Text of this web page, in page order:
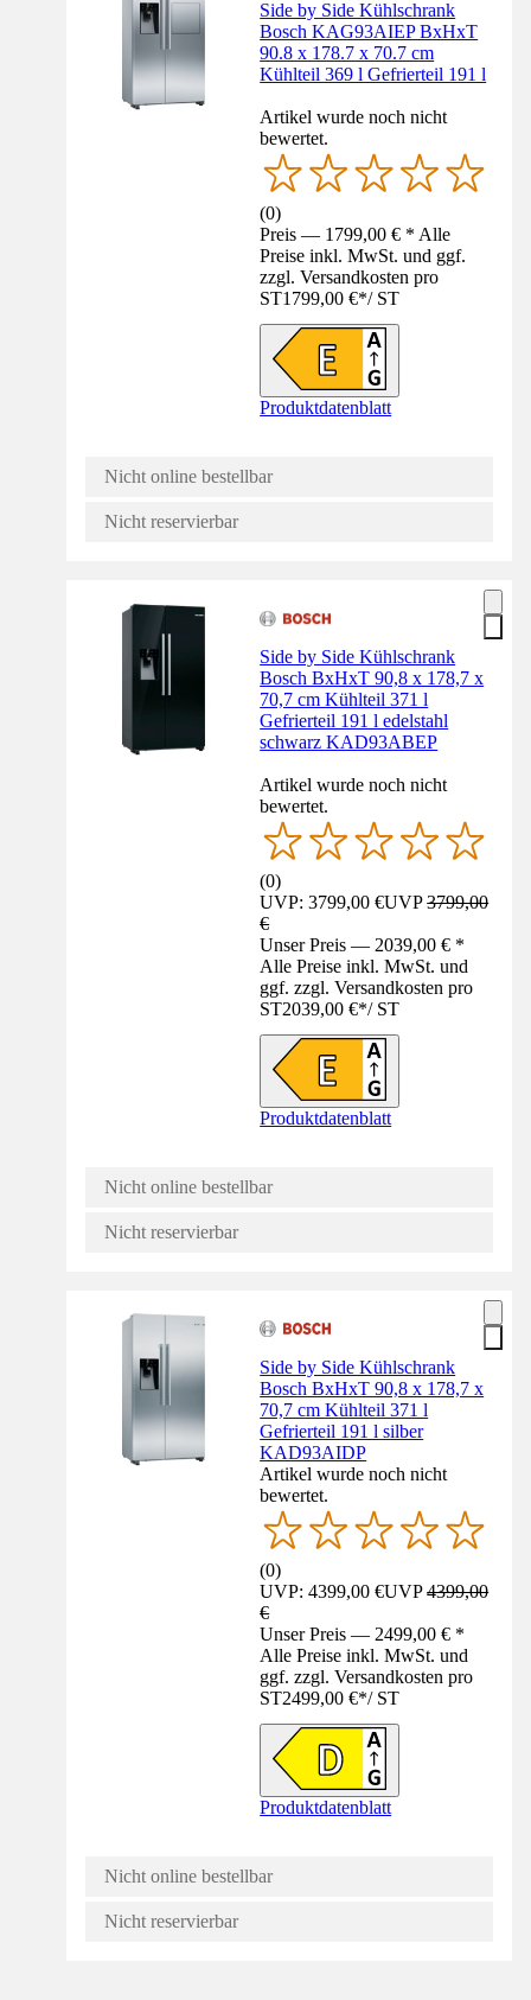
Side by Side Kühlschrank
Bosch KAG93AIEP BxHxT
90.8 x 178.7 x 70.7 cm
Kühlteil 369 l Gefrierteil 191 l
Artikel wurde noch nicht
bewertet.
(0)
Preis — 1799,00 € * Alle
Preise inkl. MwSt. und ggf.
zzgl. Versandkosten pro
ST1799,00 €*/ ST
Produktdatenblatt
Nicht online bestellbar
Nicht reservierbar
Side by Side Kühlschrank
Bosch BxHxT 90,8 x 178,7 x
70,7 cm Kühlteil 371 l
Gefrierteil 191 l edelstahl
schwarz KAD93ABEP
Artikel wurde noch nicht
bewertet.
(0)
UVP: 3799,00 €UVP3799,00
€
Unser Preis — 2039,00 € *
Alle Preise inkl. MwSt. und
ggf. zzgl. Versandkosten pro
ST2039,00 €*/ ST
Produktdatenblatt
Nicht online bestellbar
Nicht reservierbar
Side by Side Kühlschrank
Bosch BxHxT 90,8 x 178,7 x
70,7 cm Kühlteil 371 l
Gefrierteil 191 l silber
KAD93AIDP
Artikel wurde noch nicht
bewertet.
(0)
UVP: 4399,00 €UVP4399,00
€
Unser Preis — 2499,00 € *
Alle Preise inkl. MwSt. und
ggf. zzgl. Versandkosten pro
ST2499,00 €*/ ST
Produktdatenblatt
Nicht online bestellbar
Nicht reservierbar